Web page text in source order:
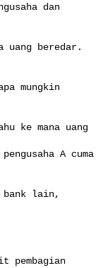
dan
beredar.
mungkin
ke mana uang
A cuma
bank lain,
pembagian